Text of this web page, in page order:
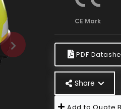
CE Mark
PDF
Share
Add to Quote